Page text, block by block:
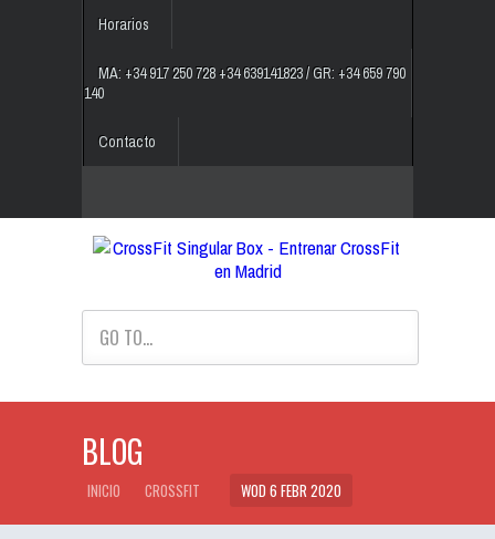
Horarios
MA: +34 917 250 728 +34 639141823 / GR: +34 659 790
140
Contacto
GO TO...
BLOG
INICIO CROSSFIT WOD 6 FEBR 2020